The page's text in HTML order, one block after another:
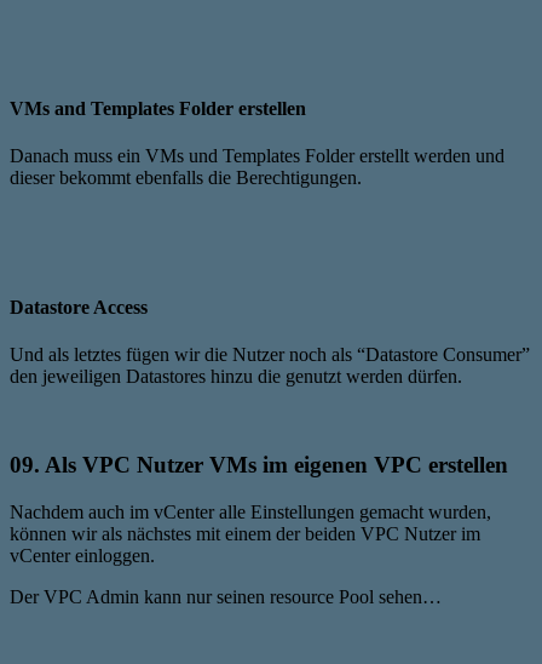
VMs and Templates Folder erstellen
Danach muss ein VMs und Templates Folder erstellt werden und
dieser bekommt ebenfalls die Berechtigungen.
Datastore Access
Und als letztes fügen wir die Nutzer noch als “Datastore Consumer”
den jeweiligen Datastores hinzu die genutzt werden dürfen.
09. Als VPC Nutzer VMs im eigenen VPC erstellen
Nachdem auch im vCenter alle Einstellungen gemacht wurden,
können wir als nächstes mit einem der beiden VPC Nutzer im
vCenter einloggen.
Der VPC Admin kann nur seinen resource Pool sehen…